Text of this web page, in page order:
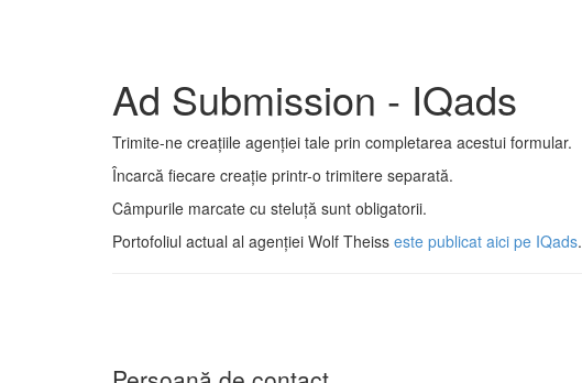
Ad Submission - IQads
Trimite-ne creațiile agenției tale prin completarea acestui formular.
Încarcă fiecare creație printr-o trimitere separată.
Câmpurile marcate cu steluță sunt obligatorii.
Portofoliul actual al agenției Wolf Theiss este publicat aici pe IQads.